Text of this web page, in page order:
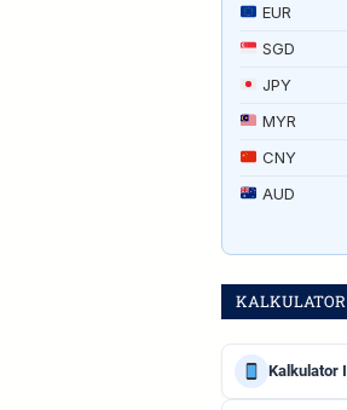
EUR
SGD
JPY
MYR
CNY
AUD
Kalkulator